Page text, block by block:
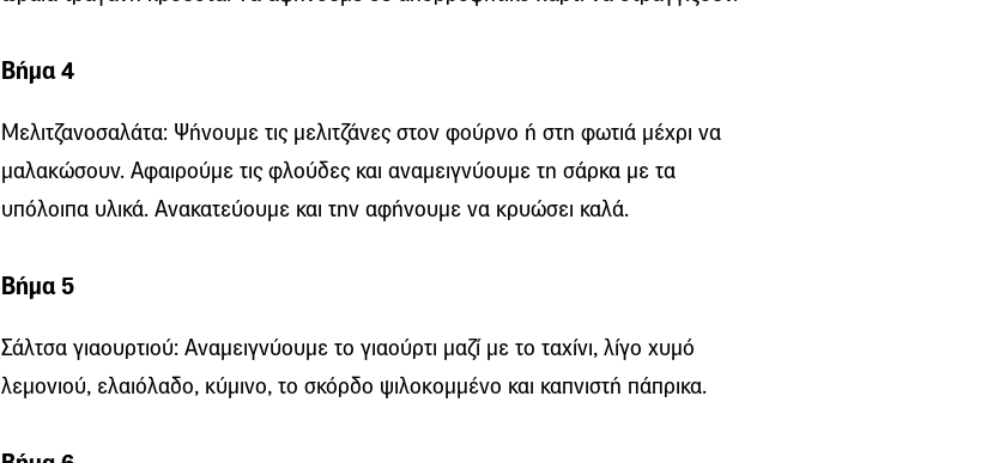
Βήμα 4
Μελιτζανοσαλάτα: Ψήνουμε τις μελιτζάνες στον φούρνο ή στη φωτιά μέχρι να
μαλακώσουν. Αφαιρούμε τις φλούδες και αναμειγνύουμε τη σάρκα με τα
υπόλοιπα υλικά. Ανακατεύουμε και την αφήνουμε να κρυώσει καλά.
Βήμα 5
Σάλτσα γιαουρτιού: Αναμειγνύουμε το γιαούρτι μαζί με το ταχίνι, λίγο χυμό
λεμονιού, ελαιόλαδο, κύμινο, το σκόρδο ψιλοκομμένο και καπνιστή πάπρικα.